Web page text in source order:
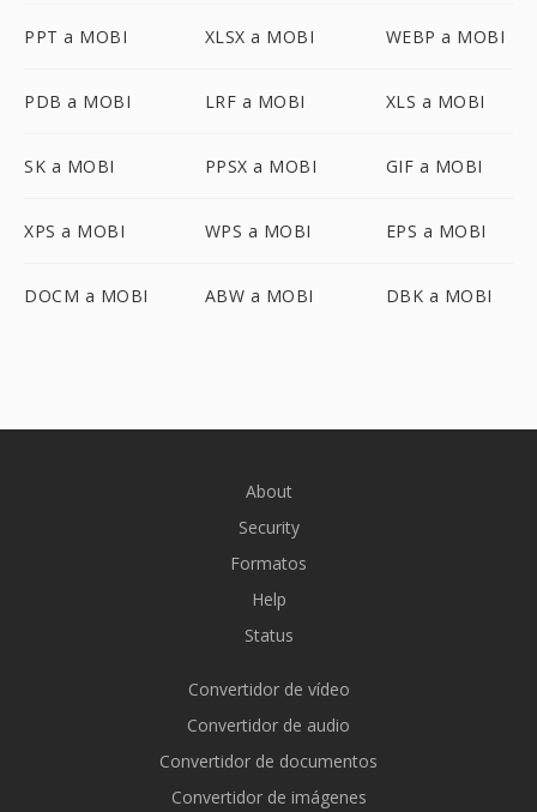
PPT a MOBI XLSX a MOBI WEBP a MOBI
PDB a MOBI LRF a MOBI XLS a MOBI
SK a MOBI PPSX a MOBI GIF a MOBI
XPS a MOBI WPS a MOBI EPS a MOBI
DOCM a MOBI ABW a MOBI DBK a MOBI
About
Security
Formatos
Help
Status
Convertidor de vídeo
Convertidor de audio
Convertidor de documentos
Convertidor de imágenes